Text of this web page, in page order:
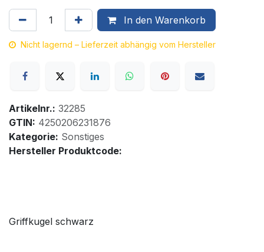
In den Warenkorb
Nicht lagernd – Lieferzeit abhängig vom Hersteller
Artikelnr.: 32285
GTIN: 4250206231876
Kategorie: Sonstiges
Hersteller Produktcode:
Griffkugel schwarz